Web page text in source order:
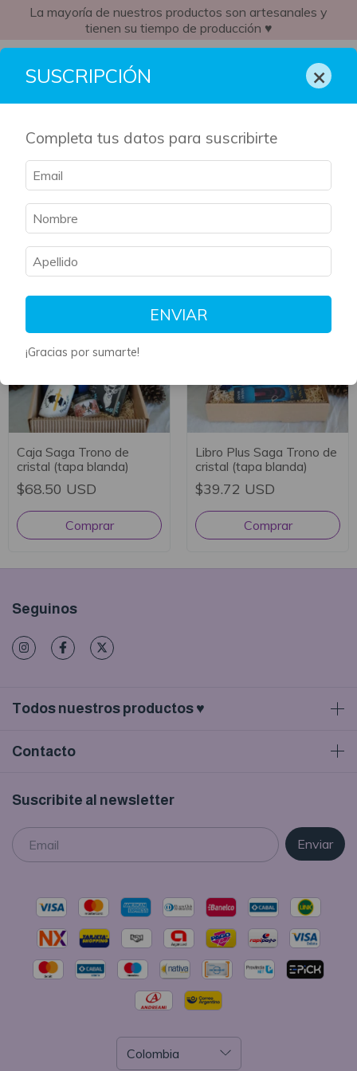
La mayoría de nuestros productos son artesanales y
tienen su tiempo de producción ♥
Inicio
Trono de cristal saga
Ordenar
Filtrar
Caja Saga Trono de
cristal (tapa blanda)
$68.50 USD
Libro Plus Saga Trono de
cristal (tapa blanda)
$39.72 USD
Seguinos
Todos nuestros productos ♥
Contacto
Suscribite al newsletter
SUSCRIPCIÓN ×
Completa tus datos para suscribirte
ENVIAR
¡Gracias por sumarte!